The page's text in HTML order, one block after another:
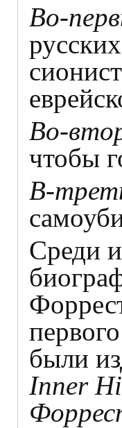
Во-
Во-
чтобы
В-
Среди
были
Inner